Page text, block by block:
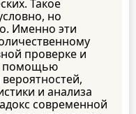
Такое
но
Именно эти
проверке и
помощью
и анализа
современной